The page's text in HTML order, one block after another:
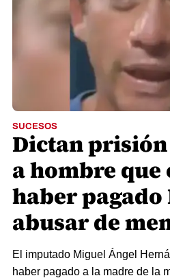
SUCESOS
Dictan
a hombre que
haber pagado
abusar de
El imputado Miguel Ángel
haber pagado a la madre de la